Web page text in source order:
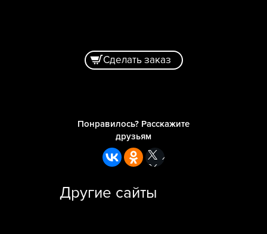
Сделать заказ
Понравилось? Расскажите
друзьям
Другие сайты